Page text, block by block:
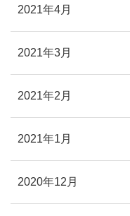
2021年4月
2021年3月
2021年2月
2021年1月
2020年12月